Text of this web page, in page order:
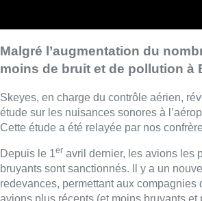
bénéficier d’une réduction de redevance
l’inverse, les compagnies utilisant
circulant la nuit, peuvent voir leur
augmenter de 40%. Grâce à cela, il y a
ce type d’avions à Brussels Airport.
◼︎ Explications de Camille Paillaud
Bruxelles
Photo : Belga / James Arthur Gekiere
Lire aussi :